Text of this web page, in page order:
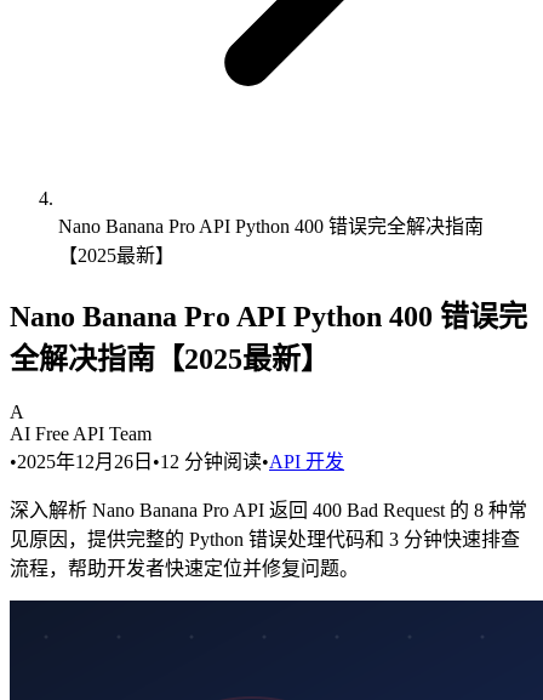
Nano Banana Pro API Python 400 错误完全解决指南
【2025最新】
Nano Banana Pro API Python 400 错误完
全解决指南【2025最新】
A
AI Free API Team
•2025年12月26日 •12 分钟阅读•API 开发
深入解析 Nano Banana Pro API 返回 400 Bad Request 的 8 种常
见原因，提供完整的 Python 错误处理代码和 3 分钟快速排查
流程，帮助开发者快速定位并修复问题。